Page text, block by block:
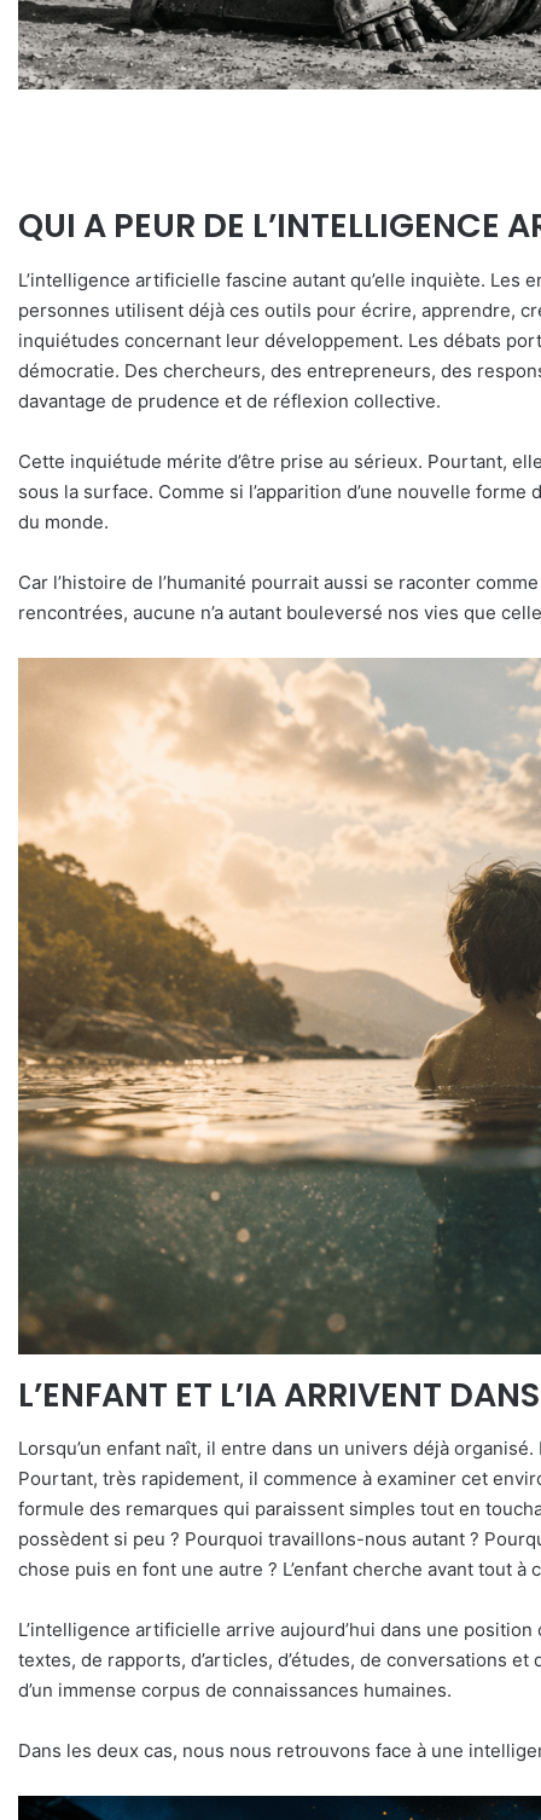
QUI A PEUR DE L’INTELLIGENCE
L’intelligence artificielle fascine autant qu’elle inquiète.
personnes utilisent déjà ces outils pour écrire, apprendre,
inquiétudes concernant leur développement. Les débats
démocratie. Des chercheurs, des entrepreneurs, des
davantage de prudence et de réflexion collective.
Cette inquiétude mérite d’être prise au sérieux. Pourtant,
sous la surface. Comme si l’apparition d’une nouvelle
du monde.
Car l’histoire de l’humanité pourrait aussi se raconter
rencontrées, aucune n’a autant bouleversé nos vies que
L’ENFANT ET L’IA ARRIVENT
Lorsqu’un enfant naît, il entre dans un univers déjà
Pourtant, très rapidement, il commence à examiner cet
formule des remarques qui paraissent simples tout en
possèdent si peu ? Pourquoi travaillons-nous autant ?
chose puis en font une autre ? L’enfant cherche avant tout à
L’intelligence artificielle arrive aujourd’hui dans une
textes, de rapports, d’articles, d’études, de conversations
d’un immense corpus de connaissances humaines.
Dans les deux cas, nous nous retrouvons face à une